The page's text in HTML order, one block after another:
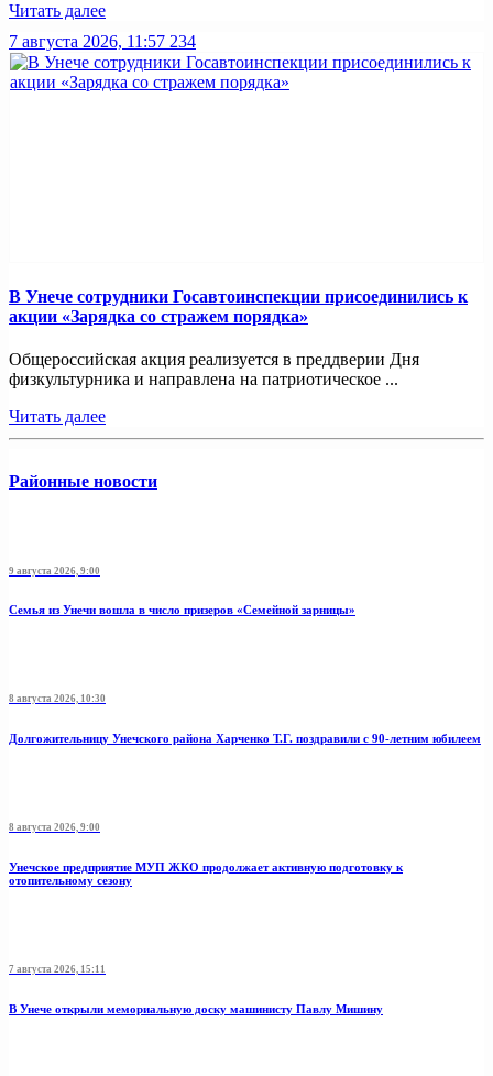
Читать далее
7 августа 2026, 11:57 234
В Унече сотрудники Госавтоинспекции присоединились к
акции «Зарядка со стражем порядка»
Общероссийская акция реализуется в преддверии Дня
физкультурника и направлена на патриотическое ...
Читать далее
Районные новости
9 августа 2026, 9:00
Семья из Унечи вошла в число призеров «Семейной зарницы»
8 августа 2026, 10:30
Долгожительницу Унечского района Харченко Т.Г. поздравили с 90-летним юбилеем
8 августа 2026, 9:00
Унечское предприятие МУП ЖКО продолжает активную подготовку к
отопительному сезону
7 августа 2026, 15:11
В Унече открыли мемориальную доску машинисту Павлу Мишину